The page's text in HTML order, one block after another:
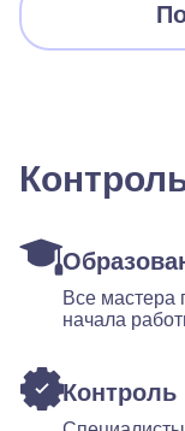
Все мастера
начала
Контроль